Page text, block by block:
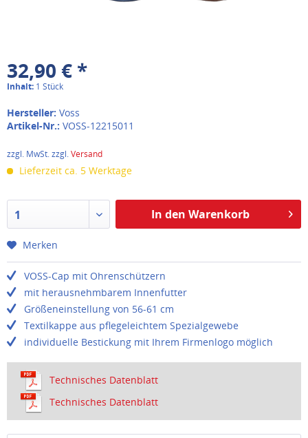
32,90 € *
Inhalt: 1 Stück
Hersteller: Voss
Artikel-Nr.: VOSS-12215011
zzgl. MwSt. zzgl.Versand
Lieferzeit ca. 5 Werktage
1 In den Warenkorb
Merken
VOSS-Cap mit Ohrenschützern
mit herausnehmbarem Innenfutter
Größeneinstellung von 56-61 cm
Textilkappe aus pflegeleichtem Spezialgewebe
individuelle Bestickung mit Ihrem Firmenlogo möglich
Technisches Datenblatt
Technisches Datenblatt